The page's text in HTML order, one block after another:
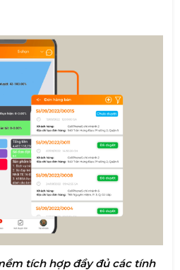
tích hợp đầy đủ các tính